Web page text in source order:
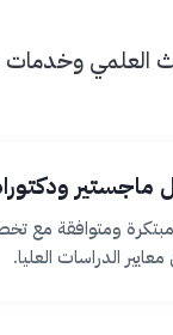
وخدمات
ومتوافقة مع
الدراسات العليا.